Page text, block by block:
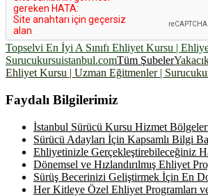
Topselvi En İyi A Sınıfı Ehliyet Kursu |
Surucukursuistanbul.comTüm Şubeler
Ehliyet Kursu | Uzman Eğitmenler |
Faydalı Bilgilerimiz
İstanbul Sürücü Kursu Hizmet
Sürücü Adayları İçin Kapsamlı Bilgi
Ehliyetinizle Gerçekleştirebileceğiniz
Dönemsel ve Hızlandırılmış Ehliyet
Sürüş Becerinizi Geliştirmek İçin En
Her Kitleye Özel Ehliyet Programları